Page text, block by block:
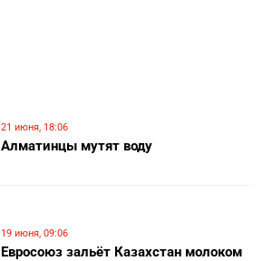
21 июня, 18:06
Алматинцы мутят воду
19 июня, 09:06
Евросоюз зальёт Казахстан молоком